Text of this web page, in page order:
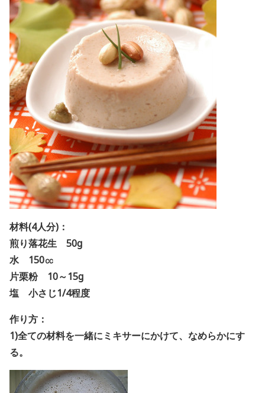
材料(4人分)：
煎り落花生 50g
水 150㏄
片栗粉 10～15g
塩 小さじ1/4程度
作り方：
1)全ての材料を一緒にミキサーにかけて、なめらかにす
る。